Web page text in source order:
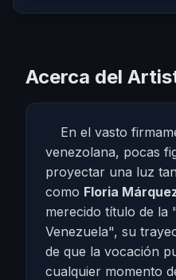
Acerca del
En el vasto
venezolana, pocas
proyectar una luz
como Floria
merecido título de la
Venezuela", su
de que la vocación
cualquier momento